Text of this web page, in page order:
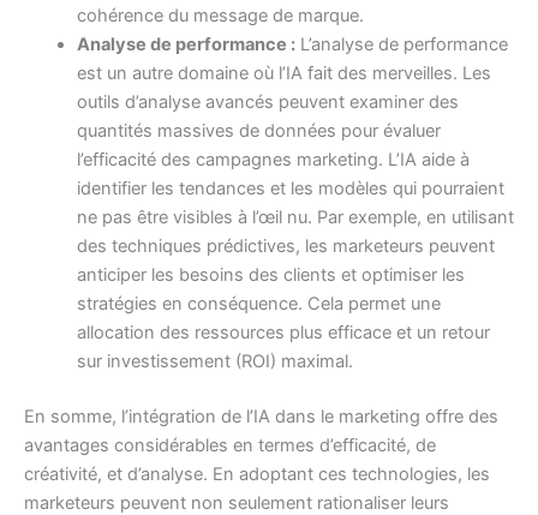
cohérence du message de marque.
Analyse de performance :L’analyse de performance
est un autre domaine où l’IA fait des merveilles. Les
outils d’analyse avancés peuvent examiner des
quantités massives de données pour évaluer
l’efficacité des campagnes marketing. L’IA aide à
identifier les tendances et les modèles qui pourraient
ne pas être visibles à l’œil nu. Par exemple, en utilisant
des techniques prédictives, les marketeurs peuvent
anticiper les besoins des clients et optimiser les
stratégies en conséquence. Cela permet une
allocation des ressources plus efficace et un retour
sur investissement (ROI) maximal.
En somme, l’intégration de l’IA dans le marketing offre des
avantages considérables en termes d’efficacité, de
créativité, et d’analyse. En adoptant ces technologies, les
marketeurs peuvent non seulement rationaliser leurs